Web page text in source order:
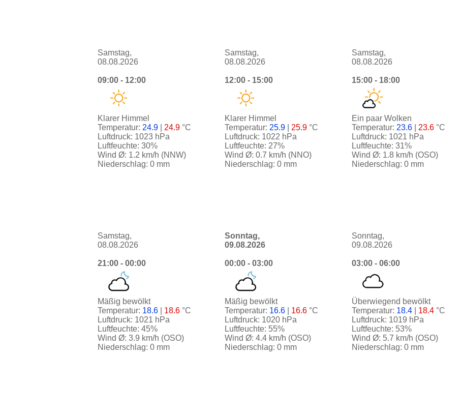
Samstag,
08.08.2026
09:00 - 12:00
Klarer Himmel
Temperatur: 24.9 24.9 °C
Luftdruck: 1023 hPa
Luftfeuchte: 30%
Wind Ø: 1.2 km/h (NNW)
Niederschlag: 0 mm
Samstag,
08.08.2026
12:00 - 15:00
Klarer Himmel
Temperatur: 25.9 25.9 °C
Luftdruck: 1022 hPa
Luftfeuchte: 27%
Wind Ø: 0.7 km/h (NNO)
Niederschlag: 0 mm
Samstag,
08.08.2026
15:00 - 18:00
Ein paar Wolken
Temperatur: 23.6 23.6 °C
Luftdruck: 1021 hPa
Luftfeuchte: 31%
Wind Ø: 1.8 km/h (OSO)
Niederschlag: 0 mm
Samstag,
08.08.2026
21:00 - 00:00
Mäßig bewölkt
Temperatur: 18.6 18.6 °C
Luftdruck: 1021 hPa
Luftfeuchte: 45%
Wind Ø: 3.9 km/h (OSO)
Niederschlag: 0 mm
Sonntag,
09.08.2026
00:00 - 03:00
Mäßig bewölkt
Temperatur: 16.6 16.6 °C
Luftdruck: 1020 hPa
Luftfeuchte: 55%
Wind Ø: 4.4 km/h (OSO)
Niederschlag: 0 mm
Sonntag,
09.08.2026
03:00 - 06:00
Überwiegend bewölkt
Temperatur: 18.4 18.4 °C
Luftdruck: 1019 hPa
Luftfeuchte: 53%
Wind Ø: 5.7 km/h (OSO)
Niederschlag: 0 mm